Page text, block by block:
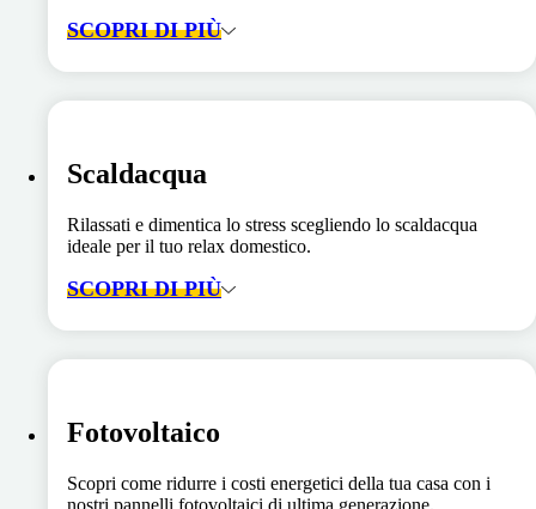
SCOPRI DI PIÙ
Scaldacqua
Rilassati e dimentica lo stress scegliendo lo scaldacqua
ideale per il tuo relax domestico.
SCOPRI DI PIÙ
Fotovoltaico
Scopri come ridurre i costi energetici della tua casa con i